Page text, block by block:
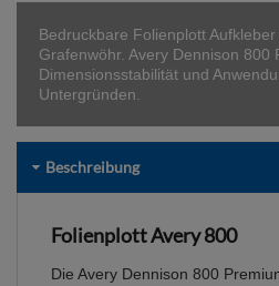
Bedruckbare Folienplott
Grafenwöhr. Avery Dennison 800
Dimensionsstabilität und
Untergründen.
Beschreibung
Folienplott Avery 800
Die Avery Dennison 800